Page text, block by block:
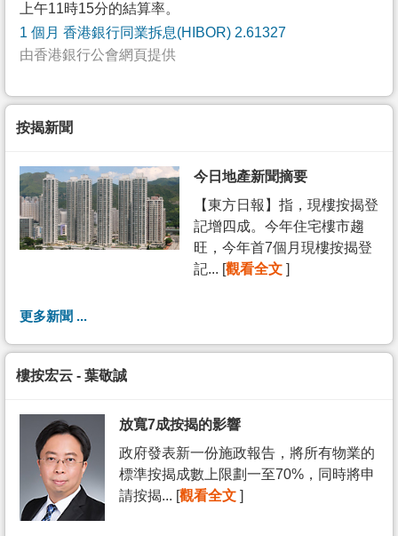
上午11時15分的結算率。
1 個月 香港銀行同業拆息(HIBOR) 2.61327
由香港銀行公會網頁提供
按揭新聞
今日地產新聞摘要
【東方日報】指，現樓按揭登
記增四成。今年住宅樓市趨
旺，今年首7個月現樓按揭登
記... [觀看全文 ]
更多新聞 ...
樓按宏云 - 葉敬誠
放寬7成按揭的影響
政府發表新一份施政報告，將所有物業的
標準按揭成數上限劃一至70%，同時將申
請按揭... [觀看全文 ]